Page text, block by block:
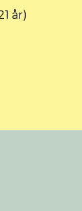
år)